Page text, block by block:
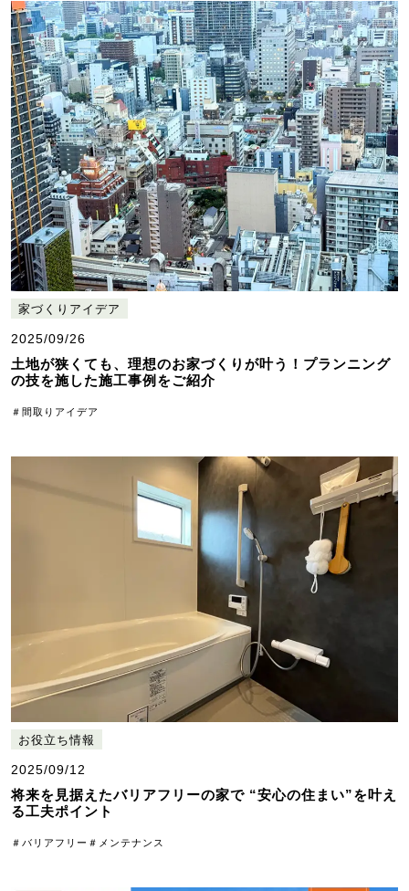
家づくりアイデア
2025/09/26
土地が狭くても、理想のお家づくりが叶う！プランニング
の技を施した施工事例をご紹介
＃間取りアイデア
お役立ち情報
2025/09/12
将来を見据えたバリアフリーの家で “安心の住まい”を叶え
る工夫ポイント
＃バリアフリー ＃メンテナンス